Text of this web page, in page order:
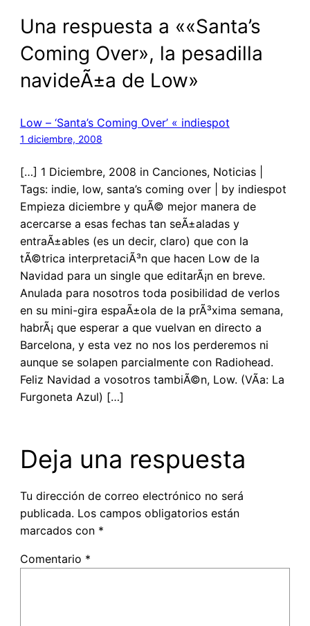
Una respuesta a ««Santa’s
Coming Over», la pesadilla
navideÃ±a de Low»
Low – ‘Santa’s Coming Over’ « indiespot
1 diciembre, 2008
[…] 1 Diciembre, 2008 in Canciones, Noticias |
Tags: indie, low, santa’s coming over | by indiespot
Empieza diciembre y quÃ© mejor manera de
acercarse a esas fechas tan seÃ±aladas y
entraÃ±ables (es un decir, claro) que con la
tÃ©trica interpretaciÃ³n que hacen Low de la
Navidad para un single que editarÃ¡n en breve.
Anulada para nosotros toda posibilidad de verlos
en su mini-gira espaÃ±ola de la prÃ³xima semana,
habrÃ¡ que esperar a que vuelvan en directo a
Barcelona, y esta vez no nos los perderemos ni
aunque se solapen parcialmente con Radiohead.
Feliz Navidad a vosotros tambiÃ©n, Low. (VÃ­a: La
Furgoneta Azul) […]
Deja una respuesta
Tu dirección de correo electrónico no será
publicada. Los campos obligatorios están
marcados con *
Comentario *